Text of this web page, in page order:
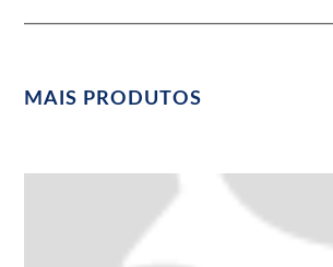
MAIS PRODUTOS